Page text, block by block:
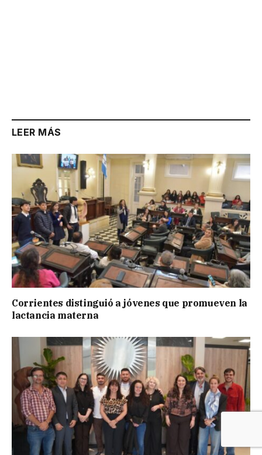
LEER MÁS
Corrientes distinguió a jóvenes que promueven la
lactancia materna